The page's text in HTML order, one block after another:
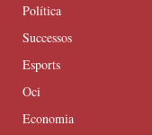
Política
Successos
Esports
Oci
Economia